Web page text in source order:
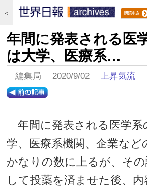
＜
年間に発表される医
は大学、医療系…
編集局 2020/9/02上昇気流
年間に発表される医学系
学、医療系機関、企業など
かなりの数に上るが、そ
して投薬を済ませた後、